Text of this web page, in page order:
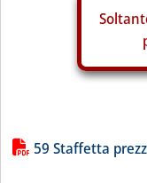
Lista allegati
59 Staffetta